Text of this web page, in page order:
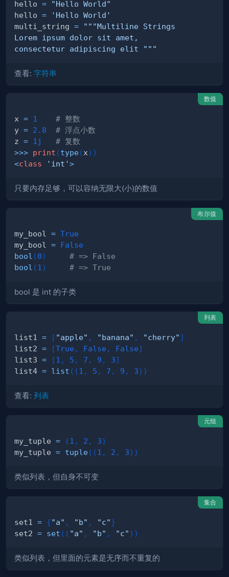
hello =
"Hello World"
hello =
'Hello World'
multi_string =
consectetur adipiscing elit """
查看: 字符串
数值
x = 1
# 整数
y = 2.8
# 浮点小数
z = 1j
# 复数
>>> print (type(x) )
<class 'int'>
只要内存足够，可以容纳无限大(小)的数值
布尔值
my_bool = True
my_bool = False
bool (0)
# => False
bool (1 ) # => True
bool 是 int 的子类
列表
list1 = [ "apple" , "banana" , "cherry" ]
list2 = [True , False , False]
list3 = [1 , 5 , 7 , 9 , 3]
list4 = list ( (1 , 5 , 7 , 9 , 3) )
查看: 列表
元组
my_tuple = (1 , 2 , 3)
my_tuple = tuple( (1 , 2 , 3) )
类似列表，但自身不可变
集合
set1 = {"a" , "b" , "c"}
set2 = set ( ( "a" , "b" , "c" ) )
类似列表，但里面的元素是无序而不重复的